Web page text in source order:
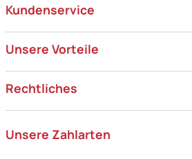
Kundenservice
Unsere Vorteile
Rechtliches
Unsere Zahlarten